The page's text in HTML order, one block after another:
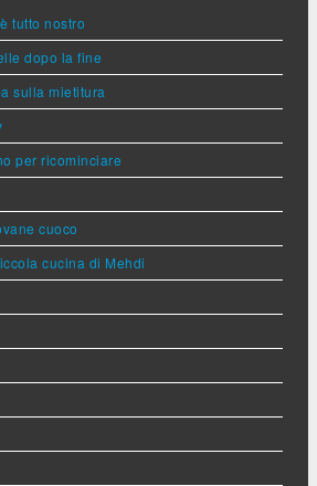
tutto nostro
dopo la fine
sulla mietitura
per ricominciare
cuoco
cucina di Mehdi